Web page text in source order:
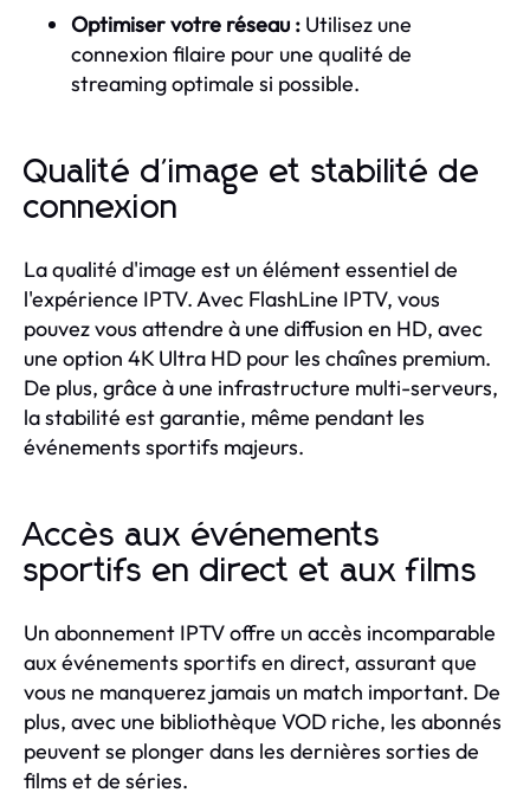
Optimiser votre réseau : Utilisez une
connexion filaire pour une qualité de
streaming optimale si possible.
Qualité d'image et stabilité de
connexion
La qualité d'image est un élément essentiel de
l'expérience IPTV. Avec FlashLine IPTV, vous
pouvez vous attendre à une diffusion en HD, avec
une option 4K Ultra HD pour les chaînes premium.
De plus, grâce à une infrastructure multi-serveurs,
la stabilité est garantie, même pendant les
événements sportifs majeurs.
Accès aux événements
sportifs en direct et aux films
Un abonnement IPTV offre un accès incomparable
aux événements sportifs en direct, assurant que
vous ne manquerez jamais un match important. De
plus, avec une bibliothèque VOD riche, les abonnés
peuvent se plonger dans les dernières sorties de
films et de séries.